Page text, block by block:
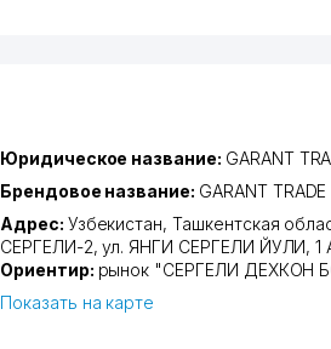
Юридическое название: GARANT
Брендовое название: GARANT
Адрес: Узбекистан,Ташкентская
СЕРГЕЛИ-2, ул. ЯНГИ СЕРГЕЛИ ЙУЛИ, 1
Ориентир: рынок "СЕРГЕЛИ ДЕХКОН
Показать на карте